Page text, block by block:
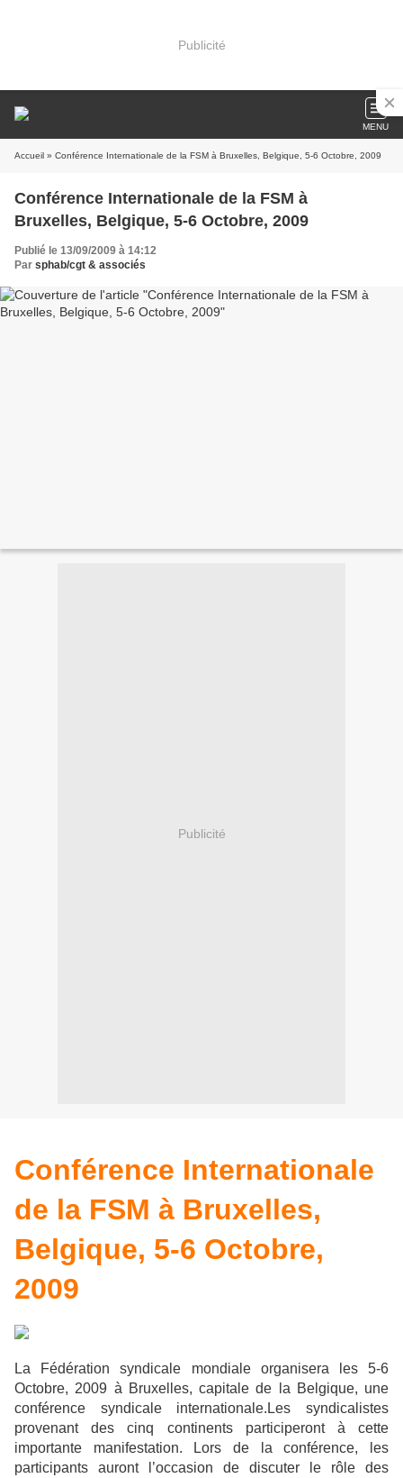
Publicité
MENU
Accueil » Conférence Internationale de la FSM à Bruxelles, Belgique, 5-6 Octobre, 2009
Conférence Internationale de la FSM à
Bruxelles, Belgique, 5-6 Octobre, 2009
Publié le 13/09/2009 à 14:12
Par sphab/cgt & associés
Publicité
Conférence Internationale
de la FSM à Bruxelles,
Belgique, 5-6 Octobre,
2009
La Fédération syndicale mondiale organisera les 5-6
Octobre, 2009 à Bruxelles, capitale de la Belgique, une
conférence syndicale internationale.Les syndicalistes
provenant des cinq continents participeront à cette
importante manifestation. Lors de la conférence, les
participants auront l’occasion de discuter le rôle des